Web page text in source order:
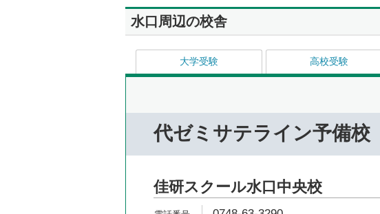
水口周辺の校舎
大学受験 高校受験
代ゼミサテライン予備校
佳研スクール水口中央校